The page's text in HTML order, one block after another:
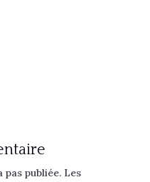
pas publiée. Les